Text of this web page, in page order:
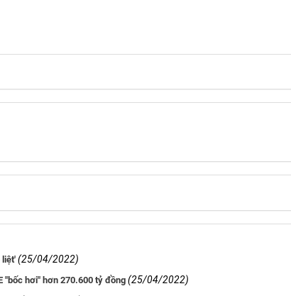
liệt' (25/04/2022)
"bốc hơi" hơn 270.600 tỷ đồng (25/04/2022)